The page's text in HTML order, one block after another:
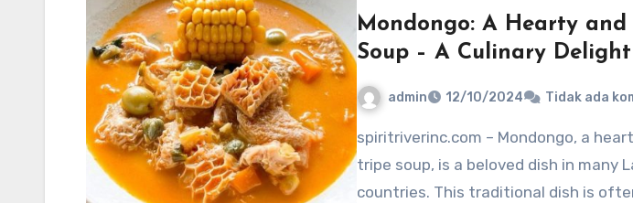
Mondongo: A Hearty and
Soup – A Culinary Delight
admin 12/10/2024 Tidak ada
spiritriverinc.com – Mondongo, a hearty and flavorful
tripe soup, is a beloved dish in many
countries. This traditional dish is